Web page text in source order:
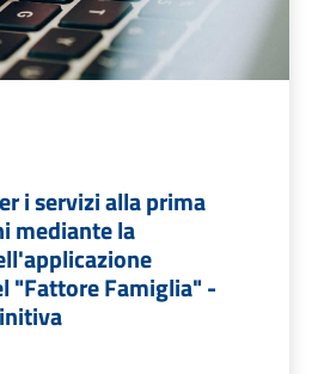
i servizi alla prima
mediante la
"Fattore Famiglia" -